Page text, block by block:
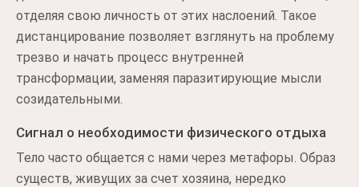
отделяя свою личность от этих наслоений. Такое
дистанцирование позволяет взглянуть на проблему
трезво и начать процесс внутренней
трансформации, заменяя паразитирующие мысли
созидательными.
Сигнал о необходимости физического отдыха
Тело часто общается с нами через метафоры. Образ
существ, живущих за счет хозяина, нередко